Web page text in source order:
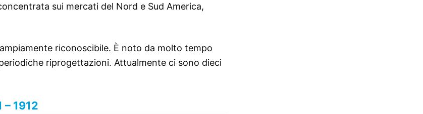
sui mercati del Nord e Sud America,
riconoscibile. È noto da molto tempo
riprogettazioni. Attualmente ci sono dieci
– 1912